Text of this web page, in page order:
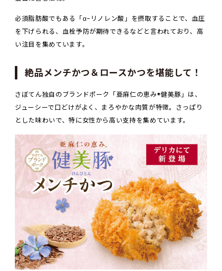
必須脂肪酸でもある「α-リノレン酸」を摂取することで、血圧
を下げられる、血栓予防が期待できるなどと言われており、高
い注目を集めています。
絶品メンチかつ＆ロースかつを堪能して！
さぼてん独自のブランドポーク「亜麻仁の恵み®健美豚」は、
ジューシーで口どけがよく、まろやかな肉質が特徴。さっぱり
とした味わいで、特に女性から高い支持を集めています。